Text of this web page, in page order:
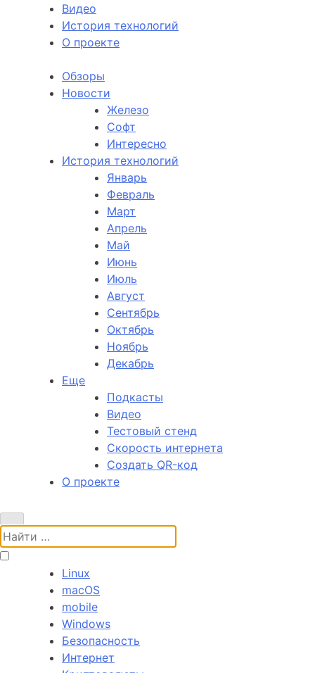
Видео
История технологий
О проекте
Обзоры
Новости
Железо
Софт
Интересно
История технологий
Январь
Февраль
Март
Апрель
Май
Июнь
Июль
Август
Сентябрь
Октябрь
Ноябрь
Декабрь
Еще
Подкасты
Видео
Тестовый стенд
Скорость интернета
Создать QR-код
О проекте
Поиск:
Linux
macOS
mobile
Windows
Безопасность
Интернет